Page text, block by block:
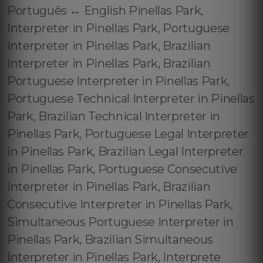
Português ↔️ English Pinellas Park,
Interpreter in Pinellas Park, Portuguese
Interpreter in Pinellas Park, Brazilian
Interpreter in Pinellas Park, Brazilian
Portuguese Interpreter in Pinellas Park,
Portuguese Technical Interpreter in Pinellas
Park, Brazilian Technical Interpreter in
Pinellas Park, Portuguese Legal Interpreter
in Pinellas Park, Brazilian Legal Interpreter
in Pinellas Park, Portuguese Consecutive
Interpreter in Pinellas Park, Brazilian
Consecutive Interpreter in Pinellas Park,
Simultaneous Portuguese Interpreter in
Pinellas Park, Brazilian Simultaneous
Interpreter in Pinellas Park, Interprete